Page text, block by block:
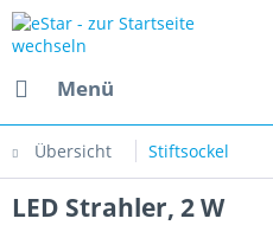
Menü
Übersicht Stiftsockel
LED Strahler, 2 W